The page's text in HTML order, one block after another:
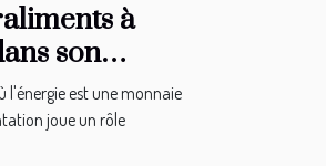
à
son
pour un
l'énergie est une monnaie
joue un rôle